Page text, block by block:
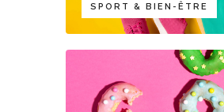
SPORT & BIEN-ÊTRE